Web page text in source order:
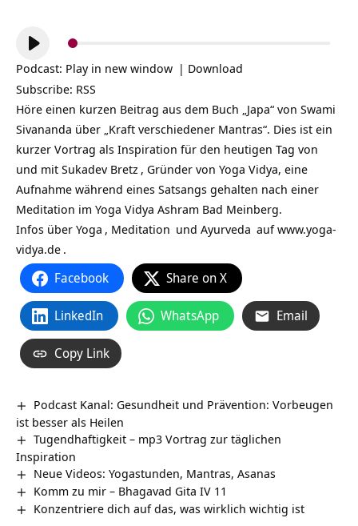
Audio-
Player
Podcast: Play in new window | Download
Subscribe: RSS
Höre einen kurzen Beitrag aus dem Buch „Japa“ von Swami
Sivananda über „Kraft verschiedener Mantras“. Dies ist ein
kurzer Vortrag als Inspiration für den heutigen Tag von
und mit Sukadev Bretz , Gründer von Yoga Vidya, eine
Aufnahme während eines Satsangs gehalten nach einer
Meditation im Yoga Vidya Ashram Bad Meinberg.
Infos über Yoga , Meditation und Ayurveda aufwww.yoga-
vidya.de .
Facebook Share on X
LinkedIn WhatsApp Email
Copy Link
Podcast Kanal: Gesundheit und Prävention: Vorbeugen
ist besser als Heilen
Tugendhaftigkeit – mp3 Vortrag zur täglichen
Inspiration
Neue Videos: Yogastunden, Mantras, Asanas
Komm zu mir – Bhagavad Gita IV 11
Konzentriere dich auf das, was wirklich wichtig ist